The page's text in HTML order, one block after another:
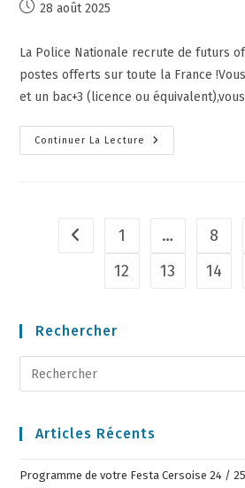
28 août 2025
La Police Nationale recrute de futurs
postes offerts sur toute la France
et un bac+3 (licence ou
Continuer La Lecture
1 … 8
12
13 14
Rechercher
Articles Récents
Programme de votre Festa Cersoise 24 /